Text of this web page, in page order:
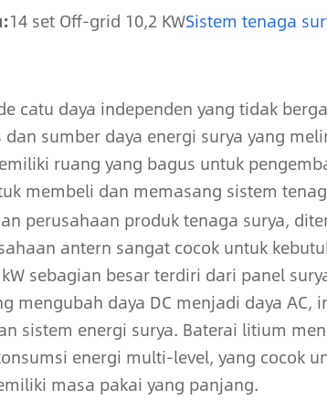
14 set Off-grid 10,2 KWSistem tenaga
catu daya independen yang tidak
sumber daya energi surya yang
ruang yang bagus untuk
membeli dan memasang sistem
perusahaan produk tenaga surya,
antern sangat cocok untuk
sebagian besar terdiri dari panel
mengubah daya DC menjadi daya AC,
sistem energi surya. Baterai litium
energi multi-level, yang cocok
masa pakai yang panjang.